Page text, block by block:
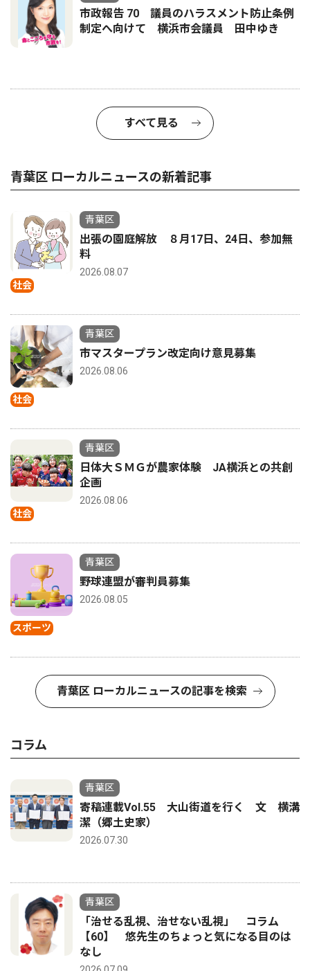
市政報告 70 議員のハラスメント防止条例
制定へ向けて 横浜市会議員 田中ゆき
すべて見る
青葉区 ローカルニュースの新着記事
社会
青葉区
出張の園庭解放 ８月17日、24日、参加無
料
2026.08.07
社会
青葉区
市マスタープラン改定向け意見募集
2026.08.06
社会
青葉区
日体大ＳＭＧが農家体験 JA横浜との共創
企画
2026.08.06
スポーツ
青葉区
野球連盟が審判員募集
2026.08.05
青葉区 ローカルニュースの記事を検索
コラム
青葉区
寄稿連載Vol.55 大山街道を行く 文 横溝
潔（郷土史家）
2026.07.30
青葉区
「治せる乱視、治せない乱視」 コラム
【60】 悠先生のちょっと気になる目のは
なし